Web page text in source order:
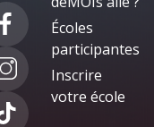
Écoles
participantes
Inscrire
votre école